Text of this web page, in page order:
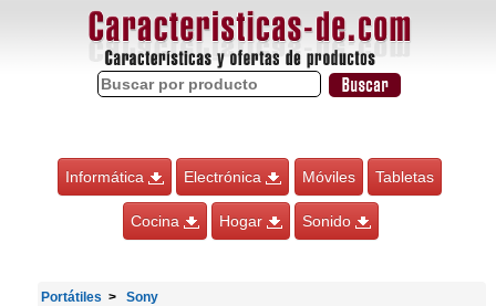
Informática Electrónica Móviles Tabletas
Cocina Hogar Sonido
Portátiles Sony